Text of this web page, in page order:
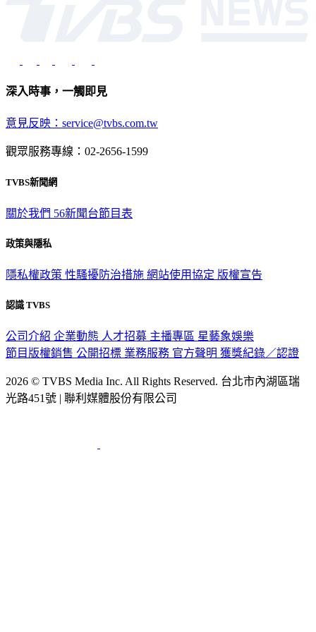
深入時事，一觸即見
意見反映：service@tvbs.com.tw
觀眾服務專線：02-2656-1599
TVBS新聞網
關於我們 56新聞台節目表
政策與隱私
隱私權政策 性騷擾防治措施 網站使用協定 版權宣告
認識 TVBS
公司介紹 企業動態 人才招募 主播專區 星藝象娛樂
節目版權銷售 公開招標 業務服務 官方聲明 獲獎紀錄／認證
2026 © TVBS Media Inc. All Rights Reserved. 台北市內湖區瑞
光路451號 | 聯利媒體股份有限公司